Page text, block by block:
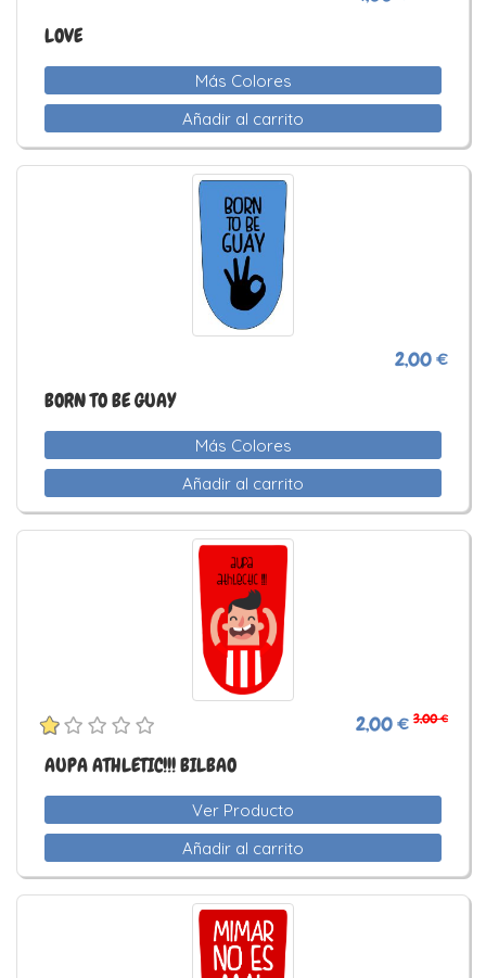
LOVE
Más Colores
Añadir al carrito
2,00 €
BORN TO BE GUAY
Más Colores
Añadir al carrito
2,00 € 3,00 €
AUPA ATHLETIC!!! BILBAO
Ver Producto
Añadir al carrito